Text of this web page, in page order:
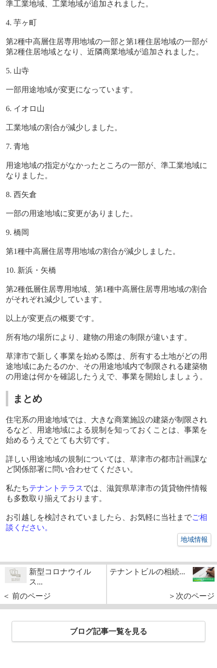
準工業地域、工業地域が追加されました。
4. 芋ヶ町
第2種中高層住居専用地域の一部と第1種住居地域の一部が
第2種住居地域となり、近隣商業地域が追加されました。
5. 山寺
一部用途地域が変更になっています。
6. イオロ山
工業地域の割合が減少しました。
7. 青地
用途地域の指定がなかったところの一部が、準工業地域に
なりました。
8. 西矢倉
一部の用途地域に変更がありました。
9. 橋岡
第1種中高層住居専用地域の割合が減少しました。
10. 新浜・矢橋
第2種低層住居専用地域、第1種中高層住居専用地域の割合
がそれぞれ減少しています。
以上が変更点の概要です。
所有地の場所により、建物の用途の制限が違います。
草津市で新しく事業を始める際は、所有する土地がどの用
途地域にあたるのか、その用途地域内で制限される建築物
の用途は何かを確認したうえで、事業を開始しましょう。
まとめ
住宅系の用途地域では、大きな商業施設の建築が制限され
るなど、用途地域による規制を知っておくことは、事業を
始めるうえでとても大切です。
詳しい用途地域の規制については、草津市の都市計画課な
ど関係部署に問い合わせてください。
私たちテナントテラスでは、滋賀県草津市の賃貸物件情報
も多数取り揃えております。
お引越しを検討されていましたら、お気軽に当社までご相
談ください。
地域情報
新型コロナウイル
ス...
＜ 前のページ
テナントビルの相続...
＞次のページ
ブログ記事一覧を見る